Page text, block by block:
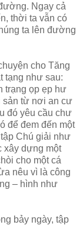
Ngay cả
thời ta vẫn có
ta lên đường
cho Tăng
tạng như sau:
trạng ọp ẹp hư
sản từ nơi an cư
đó yêu cầu chư
để đem đến một
Chú giải như
xây dựng một
cho một cá
nêu vì là công
– hình như
bảy ngày, tập